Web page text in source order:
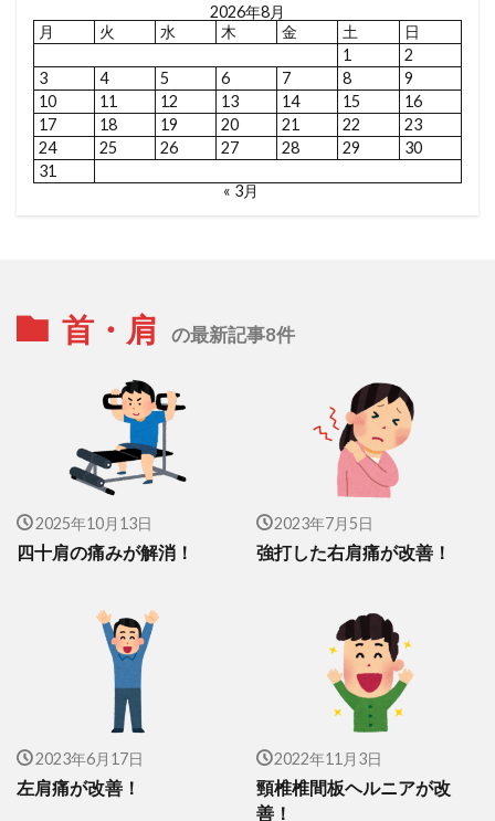
2026年8月
月
火 水 木 金 土
日
1
2
3
4 5 6 7 8
9
10
11 12 13 14 15
16
17
18 19 20 21 22
23
24
25 26 27 28 29
30
31
« 3月
首・肩 の最新記事8件
2025年10月13日
四十肩の痛みが解消！
2023年7月5日
強打した右肩痛が改善！
2023年6月17日
左肩痛が改善！
2022年11月3日
頸椎椎間板ヘルニアが改
善！